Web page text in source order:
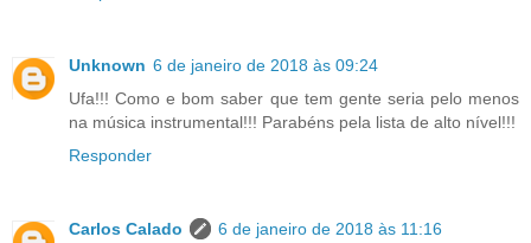
Unknown 6 de janeiro de 2018 às 09:24
Ufa!!! Como e bom saber que tem gente seria pelo menos
na música instrumental!!! Parabéns pela lista de alto nível!!!
Responder
Carlos Calado
6 de janeiro de 2018 às 11:16